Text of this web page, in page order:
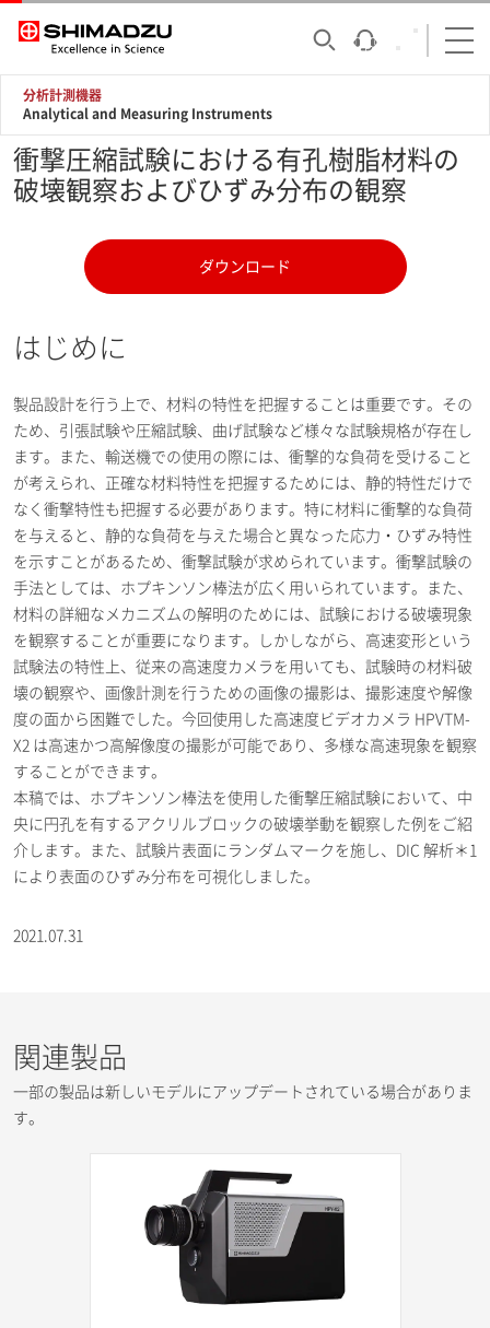
分析計測機器
Analytical and Measuring Instruments
衝撃圧縮試験における有孔樹脂材料の
破壊観察およびひずみ分布の観察
ダウンロード
はじめに
製品設計を行う上で、材料の特性を把握することは重要です。その
ため、引張試験や圧縮試験、曲げ試験など様々な試験規格が存在し
ます。また、輸送機での使用の際には、衝撃的な負荷を受けること
が考えられ、正確な材料特性を把握するためには、静的特性だけで
なく衝撃特性も把握する必要があります。特に材料に衝撃的な負荷
を与えると、静的な負荷を与えた場合と異なった応力・ひずみ特性
を示すことがあるため、衝撃試験が求められています。衝撃試験の
手法としては、ホプキンソン棒法が広く用いられています。また、
材料の詳細なメカニズムの解明のためには、試験における破壊現象
を観察することが重要になります。しかしながら、高速変形という
試験法の特性上、従来の高速度カメラを用いても、試験時の材料破
壊の観察や、画像計測を行うための画像の撮影は、撮影速度や解像
度の面から困難でした。今回使用した高速度ビデオカメラ HPVTM-
X2 は高速かつ高解像度の撮影が可能であり、多様な高速現象を観察
することができます。
本稿では、ホプキンソン棒法を使用した衝撃圧縮試験において、中
央に円孔を有するアクリルブロックの破壊挙動を観察した例をご紹
介します。また、試験片表面にランダムマークを施し、DIC 解析＊1
により表面のひずみ分布を可視化しました。
2021.07.31
関連製品
一部の製品は新しいモデルにアップデートされている場合がありま
す。